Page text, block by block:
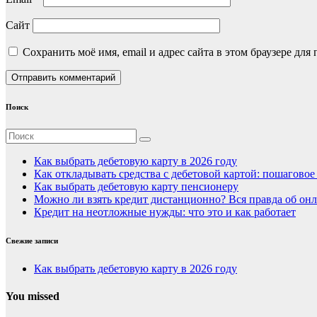
Сайт
Сохранить моё имя, email и адрес сайта в этом браузере
Поиск
Как выбрать дебетовую карту в 2026 году
Как откладывать средства с дебетовой картой:
Как выбрать дебетовую карту пенсионеру
Можно ли взять кредит дистанционно? Вся правда об
Кредит на неотложные нужды: что это и как работает
Свежие записи
Как выбрать дебетовую карту в 2026 году
You missed